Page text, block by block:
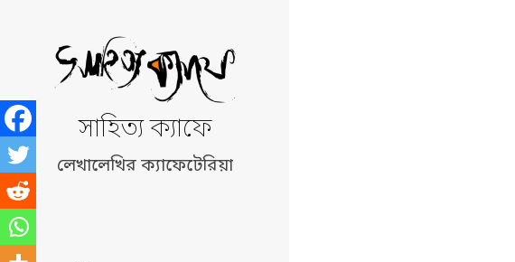
content
সাহিত্য ক্যাফে
লেখালেখির ক্যাফেটেরিয়া